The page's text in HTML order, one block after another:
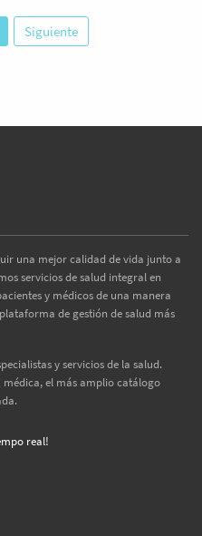
Siguiente
una mejor calidad de vida junto a
servicios de salud integral en
y médicos de una manera
de gestión de salud más
y servicios de la salud.
el más amplio catálogo
real!